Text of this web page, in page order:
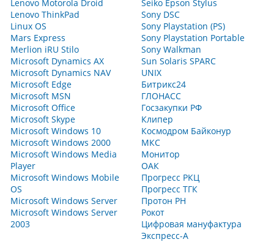
Lenovo Motorola Droid
Lenovo ThinkPad
Linux OS
Mars Express
Merlion iRU Stilo
Microsoft Dynamics AX
Microsoft Dynamics NAV
Microsoft Edge
Microsoft MSN
Microsoft Office
Microsoft Skype
Microsoft Windows 10
Microsoft Windows 2000
Microsoft Windows Media
Player
Microsoft Windows Mobile
OS
Microsoft Windows Server
Microsoft Windows Server
2003
Seiko Epson Stylus
Sony DSC
Sony Playstation (PS)
Sony Playstation Portable
Sony Walkman
Sun Solaris SPARC
UNIX
Битрикс24
ГЛОНАСС
Госзакупки РФ
Клипер
Космодром Байконур
МКС
Монитор
ОАК
Прогресс РКЦ
Прогресс ТГК
Протон РН
Рокот
Цифровая мануфактура
Экспресс-А